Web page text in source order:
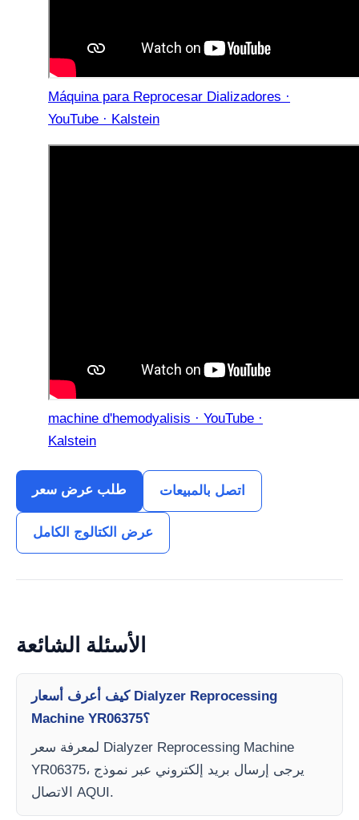
Máquina para Reprocesar Dializadores ·
YouTube · Kalstein
machine d'hemodyalisis · YouTube ·
Kalstein
طلب عرض سعر اتصل بالمبيعات
عرض الكتالوج الكامل
الأسئلة الشائعة
كيف أعرف أسعار Dialyzer Reprocessing
Machine YR06375؟
لمعرفة سعر Dialyzer Reprocessing Machine
YR06375، يرجى إرسال بريد إلكتروني عبر نموذج
الاتصال AQUI.